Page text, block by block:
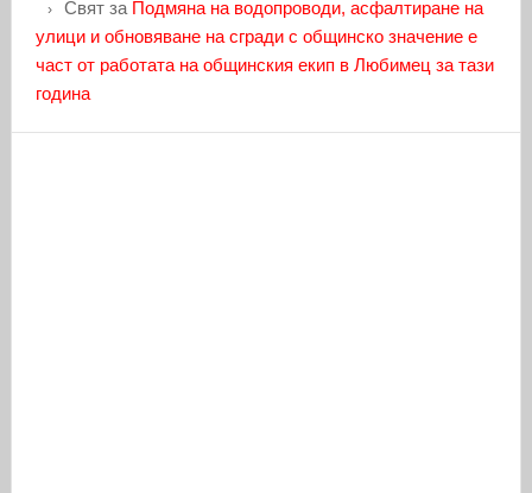
Святза Подмяна на водопроводи, асфалтиране на
улици и обновяване на сгради с общинско значение е
част от работата на общинския екип в Любимец за тази
година